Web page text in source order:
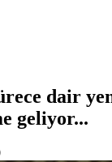
dair
geliyor...